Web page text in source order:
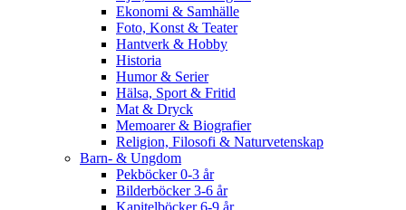
Ekonomi & Samhälle
Foto, Konst & Teater
Hantverk & Hobby
Historia
Humor & Serier
Hälsa, Sport & Fritid
Mat & Dryck
Memoarer & Biografier
Religion, Filosofi & Naturvetenskap
Barn- & Ungdom
Pekböcker 0-3 år
Bilderböcker 3-6 år
Kapitelböcker 6-9 år